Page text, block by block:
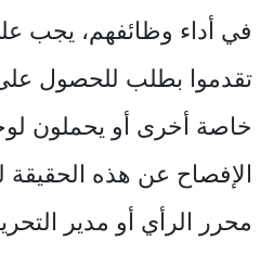
في أداء وظائفهم، يجب
خاصة أخرى أو يحملون
الإفصاح عن هذه الحقيقة
محرر الرأي أو مدير